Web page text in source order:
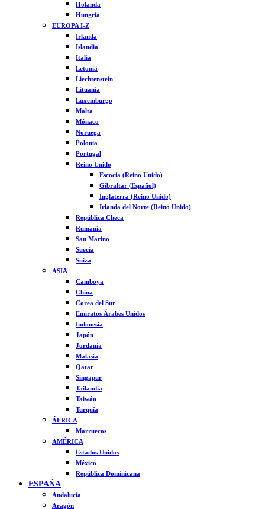
Holanda
Hungría
EUROPA I-Z
Irlanda
Islandia
Italia
Letonia
Liechtenstein
Lituania
Luxemburgo
Malta
Mónaco
Noruega
Polonia
Portugal
Reino Unido
Escocia (Reino Unido)
Gibraltar (Español)
Inglaterra (Reino Unido)
Irlanda del Norte (Reino Unido)
República Checa
Rumanía
San Marino
Suecia
Suiza
ASIA
Camboya
China
Corea del Sur
Emiratos Árabes Unidos
Indonesia
Japón
Jordania
Malasia
Qatar
Singapur
Tailandia
Taiwán
Turquía
ÁFRICA
Marruecos
AMÉRICA
Estados Unidos
México
República Dominicana
ESPAÑA
Andalucía
Aragón